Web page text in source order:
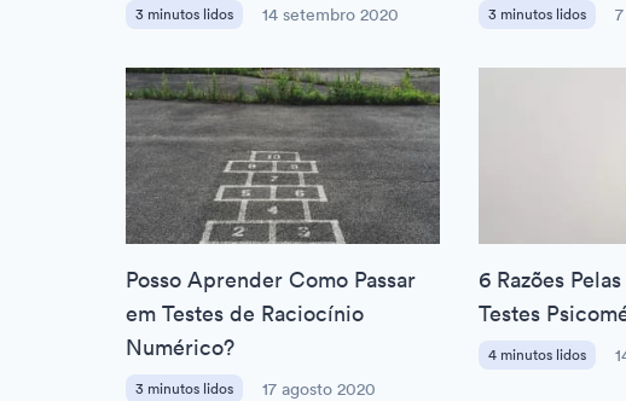
3 minutos lidos 14 setembro 2020 3 minutos lidos
Posso Aprender Como Passar
em Testes de Raciocínio
Numérico?
3 minutos lidos 17 agosto 2020
6 Razões
Testes
4 minutos lidos